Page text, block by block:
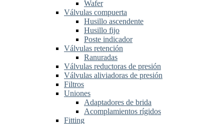
Wafer
Válvulas compuerta
Husillo ascendente
Husillo fijo
Poste indicador
Válvulas retención
Ranuradas
Válvulas reductoras de presión
Válvulas aliviadoras de presión
Filtros
Uniones
Adaptadores de brida
Acomplamientos rígidos
Fitting